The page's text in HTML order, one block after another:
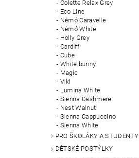
Colette Relax Grey
Eco Line
Némó Caravelle
Némó White
Holly Grey
Cardiff
Cube
White bunny
Magic
Viki
Lumina White
Sienna Cashmere
Nest Walnut
Sienna Cappuccino
Sienna White
PRO ŠKOLÁKY A STUDENTY
DĚTSKÉ POSTÝLKY